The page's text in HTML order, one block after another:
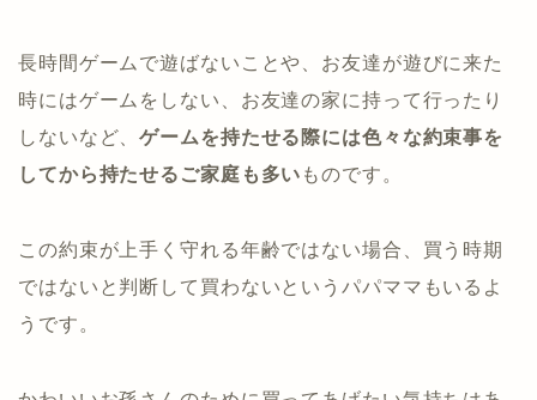
長時間ゲームで遊ばないことや、お友達が遊びに来た
時にはゲームをしない、お友達の家に持って行ったり
しないなど、ゲームを持たせる際には色々な約束事を
してから持たせるご家庭も多い ものです。
この約束が上手く守れる年齢ではない場合、買う時期
ではないと判断して買わないというパパママもいるよ
うです。